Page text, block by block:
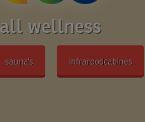
all wellness
sauna’s infraroodcabines